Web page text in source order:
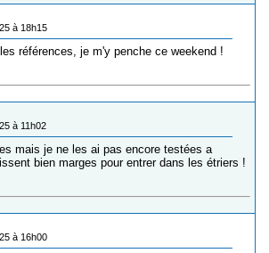
à 18h15
références, je m'y penche ce weekend !
à 11h02
mais je ne les ai pas encore testées a
bien marges pour entrer dans les étriers !
à 16h00